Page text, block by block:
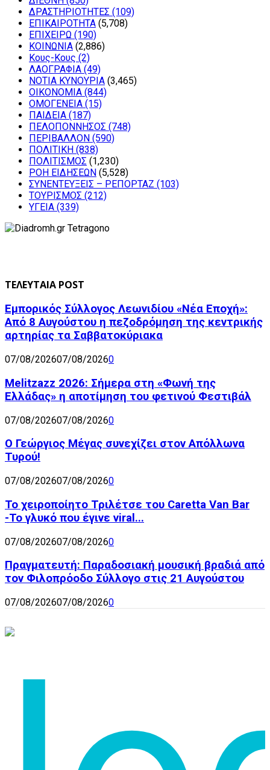
ΔΡΑΣΤΗΡΙΟΤΗΤΕΣ (109)
ΕΠΙΚΑΙΡΟΤΗΤΑ (5,708)
ΕΠΙΧΕΙΡΩ (190)
ΚΟΙΝΩΝΙΑ (2,886)
Κους-Κους (2)
ΛΑΟΓΡΑΦΙΑ (49)
ΝΟΤΙΑ ΚΥΝΟΥΡΙΑ (3,465)
ΟΙΚΟΝΟΜΙΑ (844)
ΟΜΟΓΕΝΕΙΑ (15)
ΠΑΙΔΕΙΑ (187)
ΠΕΛΟΠΟΝΝΗΣΟΣ (748)
ΠΕΡΙΒΑΛΛΟΝ (590)
ΠΟΛΙΤΙΚΗ (838)
ΠΟΛΙΤΙΣΜΟΣ (1,230)
ΡΟΗ ΕΙΔΗΣΕΩΝ (5,528)
ΣΥΝΕΝΤΕΥΞΕΙΣ – ΡΕΠΟΡΤΑΖ (103)
ΤΟΥΡΙΣΜΟΣ (212)
ΥΓΕΙΑ (339)
ΤΕΛΕΥΤΑΙΑ POST
Εμπορικός Σύλλογος Λεωνιδίου «Νέα Εποχή»:
Από 8 Αυγούστου η πεζοδρόμηση της κεντρικής
αρτηρίας τα Σαββατοκύριακα
07/08/202607/08/20260
Melitzazz 2026: Σήμερα στη «Φωνή της
Ελλάδας» η αποτίμηση του φετινού Φεστιβάλ
07/08/202607/08/20260
Ο Γεώργιος Μέγας συνεχίζει στον Απόλλωνα
Τυρού!
07/08/202607/08/20260
Το χειροποίητο Τριλέτσε του Caretta Van Bar
-Το γλυκό που έγινε viral...
07/08/202607/08/20260
Πραγματευτή: Παραδοσιακή μουσική βραδιά από
τον Φιλοπρόοδο Σύλλογο στις 21 Αυγούστου
07/08/202607/08/20260